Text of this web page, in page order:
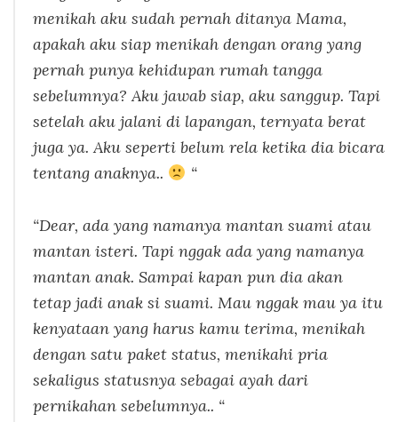
menikah aku sudah pernah ditanya Mama,
apakah aku siap menikah dengan orang yang
pernah punya kehidupan rumah tangga
sebelumnya? Aku jawab siap, aku sanggup. Tapi
setelah aku jalani di lapangan, ternyata berat
juga ya. Aku seperti belum rela ketika dia bicara
tentang anaknya..
“
“Dear, ada yang namanya mantan suami atau
mantan isteri. Tapi nggak ada yang namanya
mantan anak. Sampai kapan pun dia akan
tetap jadi anak si suami. Mau nggak mau ya itu
kenyataan yang harus kamu terima, menikah
dengan satu paket status, menikahi pria
sekaligus statusnya sebagai ayah dari
pernikahan sebelumnya.. “